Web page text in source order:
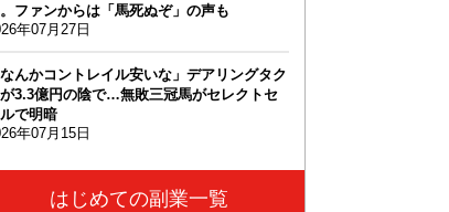
ファンからは「馬死ぬぞ」の声も
年07月27日
なんかコントレイル安いな」デアリングタク
が3.3億円の陰で…無敗三冠馬がセレクトセ
で明暗
年07月15日
はじめての副業一覧